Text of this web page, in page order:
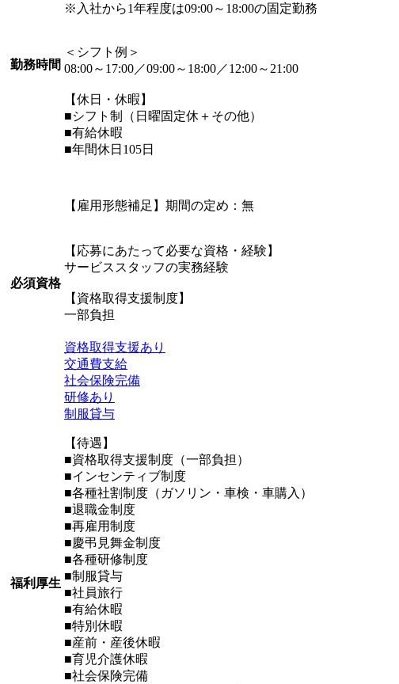
勤務時間
※入社から1年程度は09:00～18:00の固定勤務
＜シフト例＞
08:00～17:00／09:00～18:00／12:00～21:00
【休日・休暇】
■シフト制（日曜固定休＋その他）
■有給休暇
■年間休日105日
【雇用形態補足】期間の定め：無
必須資格
【応募にあたって必要な資格・経験】
サービススタッフの実務経験
【資格取得支援制度】
一部負担
福利厚生
資格取得支援あり
交通費支給
社会保険完備
研修あり
制服貸与
【待遇】
■資格取得支援制度（一部負担）
■インセンティブ制度
■各種社割制度（ガソリン・車検・車購入）
■退職金制度
■再雇用制度
■慶弔見舞金制度
■各種研修制度
■制服貸与
■社員旅行
■有給休暇
■特別休暇
■産前・産後休暇
■育児介護休暇
■社会保険完備